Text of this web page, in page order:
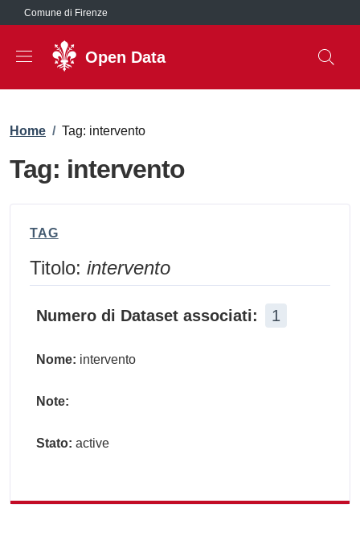
Salta al contenuto principale
Comune di Firenze
Open Data
Briciole di pane
Home / Tag: intervento
Tag: intervento
TAG
Titolo: intervento
Numero di Dataset associati: 1
Nome: intervento
Note:
Stato: active